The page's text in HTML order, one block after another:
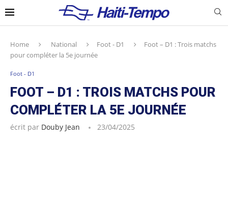
Home National Foot - D1
Foot – D1 : Trois matchs
pour compléter la 5e journée
Foot - D1
FOOT – D1 : TROIS MATCHS POUR
COMPLÉTER LA 5E JOURNÉE
écrit par Douby Jean 23/04/2025